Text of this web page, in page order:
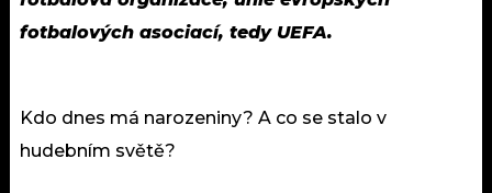
fotbalových asociací, tedy UEFA.
Kdo dnes má narozeniny? A co se stalo v
hudebním světě?